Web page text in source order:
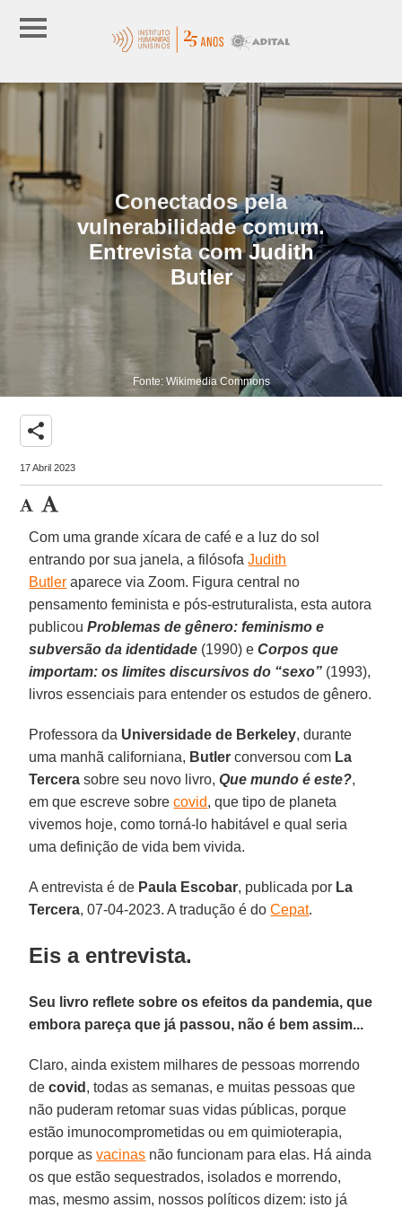
Conectados pela
vulnerabilidade comum.
Entrevista com Judith
Butler
Fonte: Wikimedia Commons
share
17 Abril 2023
Com uma grande xícara de café e a luz do sol
entrando por sua janela, a filósofaJudith
Butler aparece via Zoom. Figura central no
pensamento feminista e pós-estruturalista, esta autora
publicouProblemas de gênero: feminismo e
subversão da identidade (1990) eCorpos que
importam: os limites discursivos do “sexo” (1993),
livros essenciais para entender os estudos de gênero.
Professora da Universidade de Berkeley, durante
uma manhã californiana, Butler conversou com La
Tercera sobre seu novo livro,Que mundo é este?,
em que escreve sobrecovid, que tipo de planeta
vivemos hoje, como torná-lo habitável e qual seria
uma definição de vida bem vivida.
A entrevista é de Paula Escobar, publicada por La
Tercera, 07-04-2023. A tradução é doCepat.
Eis a entrevista.
Seu livro reflete sobre os efeitos da pandemia, que
embora pareça que já passou, não é bem assim...
Claro, ainda existem milhares de pessoas morrendo
decovid , todas as semanas, e muitas pessoas que
não puderam retomar suas vidas públicas, porque
estão imunocomprometidas ou em quimioterapia,
porque asvacinas não funcionam para elas. Há ainda
os que estão sequestrados, isolados e morrendo,
mas, mesmo assim, nossos políticos dizem: isto já